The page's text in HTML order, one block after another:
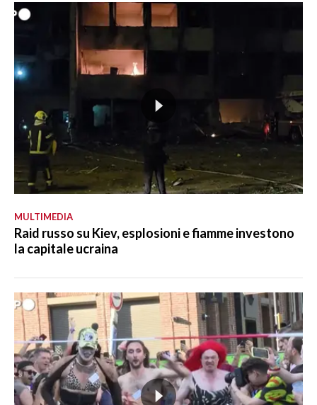
MULTIMEDIA
Raid russo su Kiev, esplosioni e fiamme investono
la capitale ucraina